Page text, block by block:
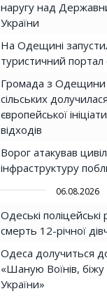
наругу над
України
На Одещині
туристичний портал
Громада з
сільських
європейської
відходів
Ворог атакував
інфраструктуру
06.08.2026
Одеські поліцейські
смерть 12-річної
Одеса долучиться
«Шаную Воїнів, біжу
України»